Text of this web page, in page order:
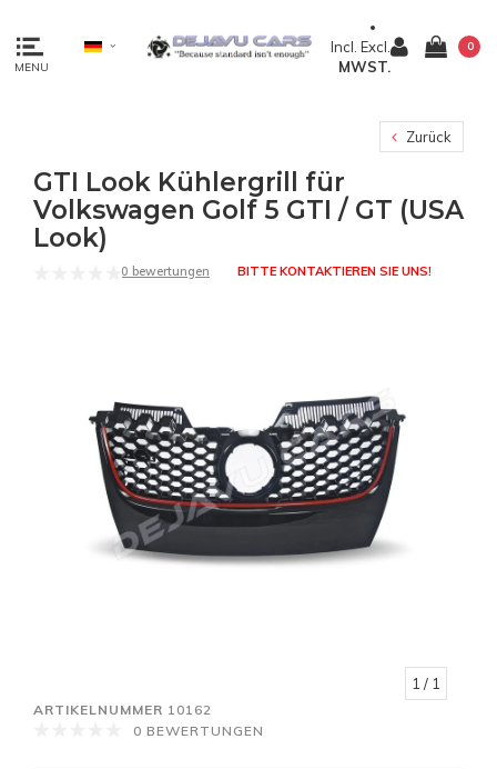
MENU
Incl. Excl.
MWST.
0
Zurück
GTI Look Kühlergrill für
Volkswagen Golf 5 GTI / GT (USA
Look)
0 bewertungen BITTE KONTAKTIEREN SIE UNS!
1 / 1
ARTIKELNUMMER 10162
0 BEWERTUNGEN